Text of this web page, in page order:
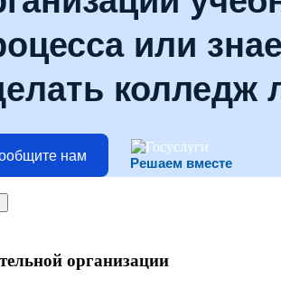
или
колледж
нам Решаем вместе
организации